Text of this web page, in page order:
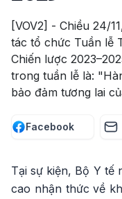
[VOV2] - Chiều 24/
tác tổ chức Tuần lễ
Chiến lược
trong tuần lễ là:
bảo đảm tương lai
Facebook
Tại sự kiện, Bộ Y tế
cao nhận thức về